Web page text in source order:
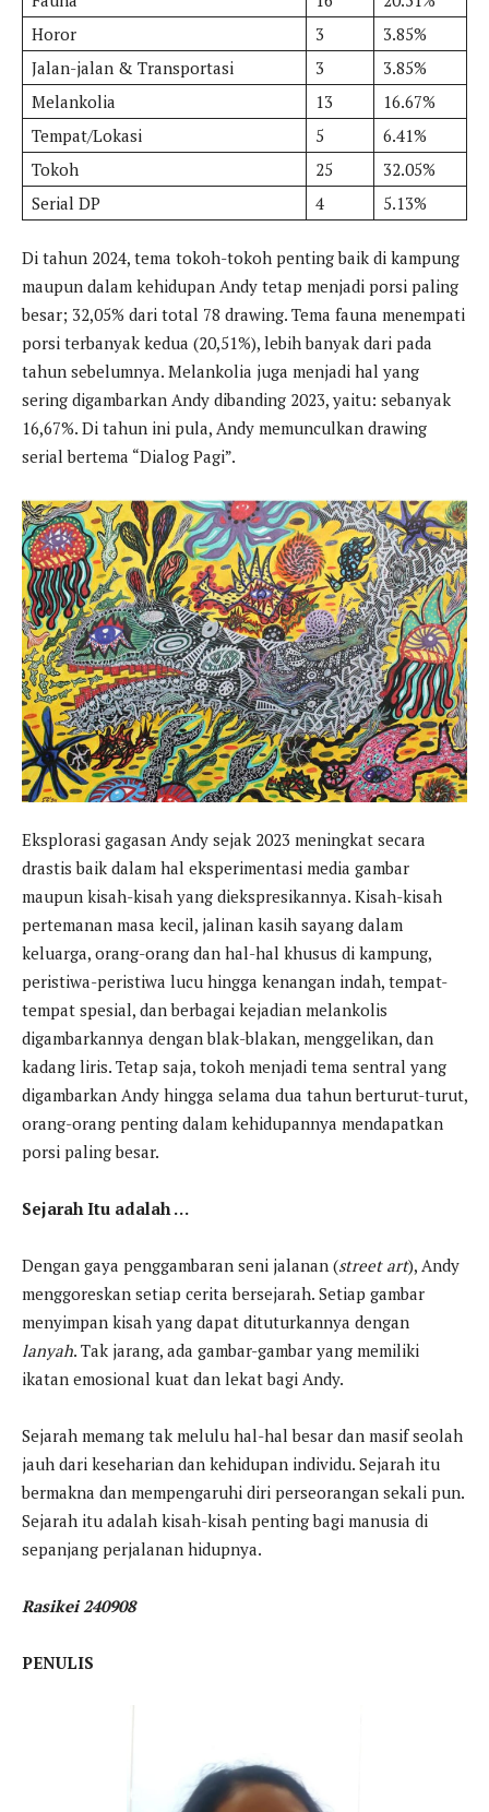
Horor
3
3.85%
Jalan-jalan & Transportasi
3
3.85%
Melankolia
13
16.67%
Tempat/Lokasi
5
6.41%
Tokoh
25
32.05%
Serial DP
4 5.13%
Di tahun 2024, tema tokoh-tokoh penting baik di kampung
maupun dalam kehidupan Andy tetap menjadi porsi paling
besar; 32,05% dari total 78 drawing. Tema fauna menempati
porsi terbanyak kedua (20,51%), lebih banyak dari pada
tahun sebelumnya. Melankolia juga menjadi hal yang
sering digambarkan Andy dibanding 2023, yaitu: sebanyak
16,67%. Di tahun ini pula, Andy memunculkan drawing
serial bertema “Dialog Pagi”.
Eksplorasi gagasan Andy sejak 2023 meningkat secara
drastis baik dalam hal eksperimentasi media gambar
maupun kisah-kisah yang diekspresikannya. Kisah-kisah
pertemanan masa kecil, jalinan kasih sayang dalam
keluarga, orang-orang dan hal-hal khusus di kampung,
peristiwa-peristiwa lucu hingga kenangan indah, tempat-
tempat spesial, dan berbagai kejadian melankolis
digambarkannya dengan blak-blakan, menggelikan, dan
kadang liris. Tetap saja, tokoh menjadi tema sentral yang
digambarkan Andy hingga selama dua tahun berturut-turut,
orang-orang penting dalam kehidupannya mendapatkan
porsi paling besar.
Sejarah Itu adalah …
Dengan gaya penggambaran seni jalanan (street art), Andy
menggoreskan setiap cerita bersejarah. Setiap gambar
menyimpan kisah yang dapat dituturkannya dengan
lanyah. Tak jarang, ada gambar-gambar yang memiliki
ikatan emosional kuat dan lekat bagi Andy.
Sejarah memang tak melulu hal-hal besar dan masif seolah
jauh dari keseharian dan kehidupan individu. Sejarah itu
bermakna dan mempengaruhi diri perseorangan sekali pun.
Sejarah itu adalah kisah-kisah penting bagi manusia di
sepanjang perjalanan hidupnya.
Rasikei 240908
PENULIS